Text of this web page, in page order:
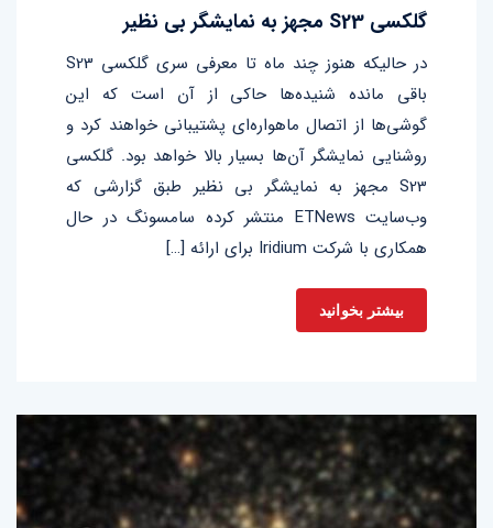
گلکسی S23 مجهز به نمایشگر بی نظیر
در حالیکه هنوز چند ماه تا معرفی سری گلکسی S23
باقی مانده شنیده‌ها حاکی از آن است که این
گوشی‌‌ها از اتصال ماهواره‌ای پشتیبانی خواهند کرد و
روشنایی نمایشگر آن‌ها بسیار بالا خواهد بود‌. گلکسی
S23 مجهز به نمایشگر بی نظیر طبق گزارشی که
وب‌سایت ETNews منتشر کرده سامسونگ در حال
همکاری با شرکت Iridium برای ارائه […]
بیشتر بخوانید